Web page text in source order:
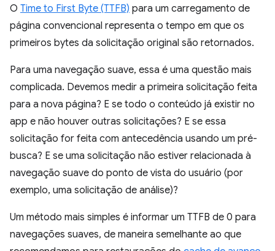
O Time to First Byte (TTFB) para um carregamento de
página convencional representa o tempo em que os
primeiros bytes da solicitação original são retornados.
Para uma navegação suave, essa é uma questão mais
complicada. Devemos medir a primeira solicitação feita
para a nova página? E se todo o conteúdo já existir no
app e não houver outras solicitações? E se essa
solicitação for feita com antecedência usando um pré-
busca? E se uma solicitação não estiver relacionada à
navegação suave do ponto de vista do usuário (por
exemplo, uma solicitação de análise)?
Um método mais simples é informar um TTFB de 0 para
navegações suaves, de maneira semelhante ao que